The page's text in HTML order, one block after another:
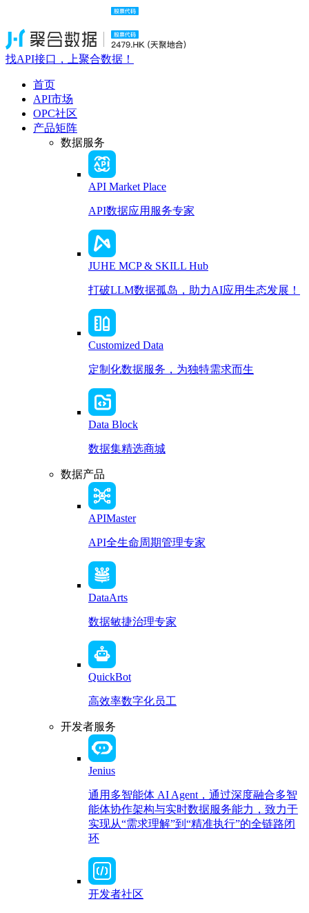
找API接口，上聚合数据！
首页
API市场
OPC社区
产品矩阵
数据服务
API Market Place
API数据应用服务专家
JUHE MCP & SKILL Hub
打破LLM数据孤岛，助力AI应用生态发展！
Customized Data
定制化数据服务，为独特需求而生
Data Block
数据集精选商城
数据产品
APIMaster
API全生命周期管理专家
DataArts
数据敏捷治理专家
QuickBot
高效率数字化员工
开发者服务
Jenius
通用多智能体 AI Agent，通过深度融合多智
能体协作架构与实时数据服务能力，致力于
实现从“需求理解”到“精准执行”的全链路闭
环
开发者社区